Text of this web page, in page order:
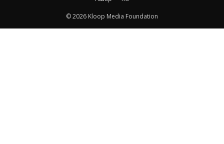
© 2026 Kloop Media Foundation